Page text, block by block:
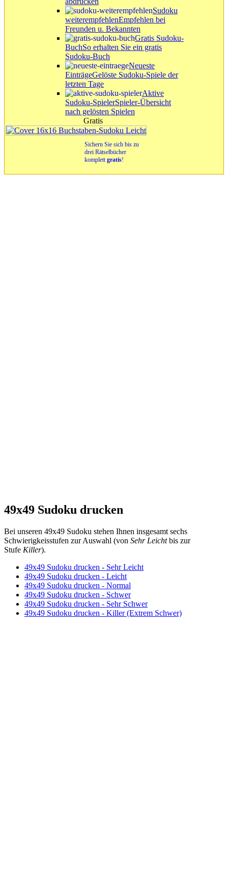
Sudoku
weiterempfehlenEmpfehlen bei
Freunden u. Bekannten
Gratis Sudoku-
BuchSo erhalten Sie ein gratis
Sudoku-Buch
Neueste
EinträgeGelöste Sudoku-Spiele der
letzten Tage
Aktive
Sudoku-SpielerSpieler-Übersicht
nach gelösten Spielen
Gratis
Sichern Sie sich bis zu
drei Rätselbücher
komplettgratis!
49x49 Sudoku drucken
Bei unseren 49x49 Sudoku stehen Ihnen insgesamt sechs
Schwierigkeisstufen zur Auswahl (von Sehr Leichtbis zur
Stufe Killer).
49x49 Sudoku drucken - Sehr Leicht
49x49 Sudoku drucken - Leicht
49x49 Sudoku drucken - Normal
49x49 Sudoku drucken - Schwer
49x49 Sudoku drucken - Sehr Schwer
49x49 Sudoku drucken - Killer (Extrem Schwer)